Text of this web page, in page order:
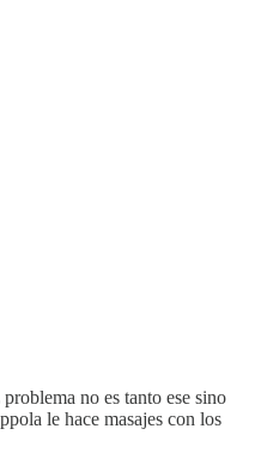
no es tanto ese sino
le hace masajes con los